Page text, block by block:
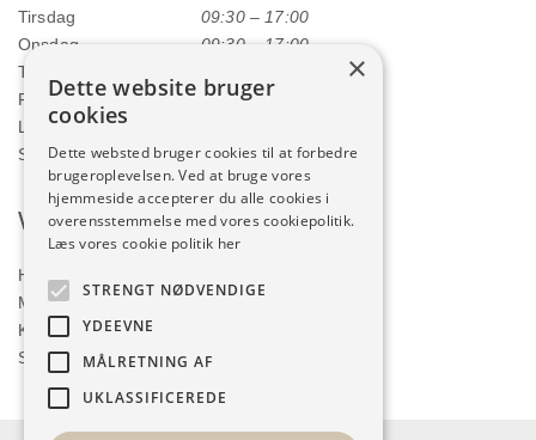
Tirsdag
09:30 – 17:00
Onsdag
09:30 – 17:00
Torsdag
Fredag
09:30 – 17:00
Lørdag
Søndag
LUKKET
Webshop
Handelsbetingelser
Min konto
Kurv
Shop
×
Dette website bruger
cookies
Dette websted bruger cookies til at forbedre
brugeroplevelsen. Ved at bruge vores
hjemmeside accepterer du alle cookies i
overensstemmelse med vores cookiepolitik.
Læs vores cookie politik her
STRENGT NØDVENDIGE
YDEEVNE
MÅLRETNING AF
UKLASSIFICEREDE